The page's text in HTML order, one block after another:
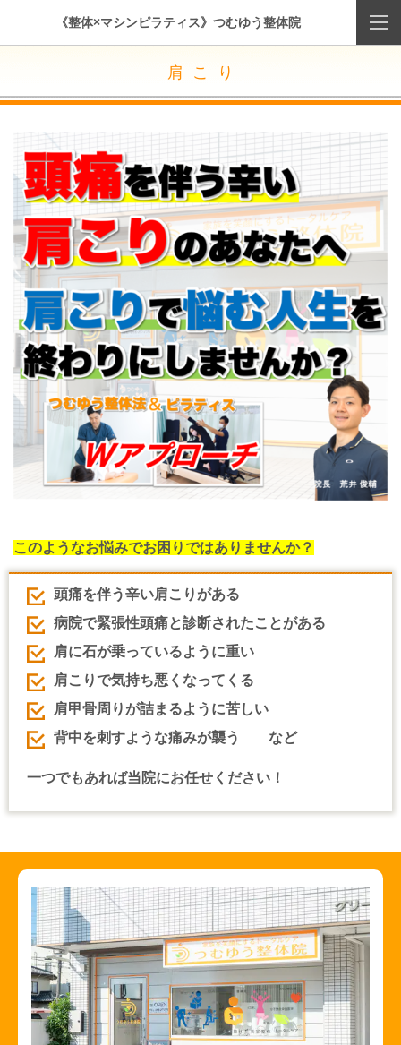
《整体×マシンピラティス》つむゆう整体院
肩 こ り
このようなお悩みでお困りではありませんか？
頭痛を伴う辛い肩こりがある
病院で緊張性頭痛と診断されたことがある
肩に石が乗っているように重い
肩こりで気持ち悪くなってくる
肩甲骨周りが詰まるように苦しい
背中を刺すような痛みが襲う など
一つでもあれば当院にお任せください！